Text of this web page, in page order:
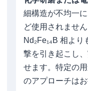
細構造が不均一
ど使用されませ
Nd₂Fe₁₄B 相よ
撃を引き起こし
せます。特定の
のアプローチは